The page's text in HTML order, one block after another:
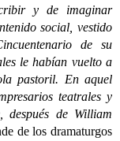
y de imaginar
social, vestido
de su
le habían vuelto a
pastoril. En aquel
teatrales y
de William
de los dramaturgos